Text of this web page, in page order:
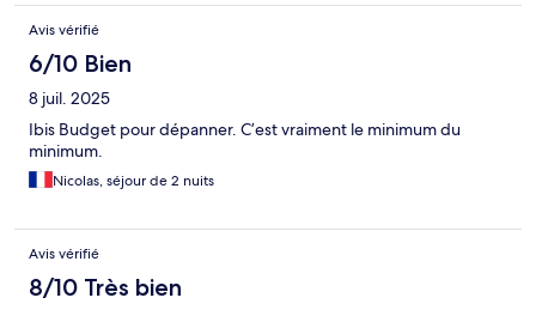
Avis vérifié
6/10 Bien
8 juil. 2025
Ibis Budget pour dépanner. C’est vraiment le minimum du
minimum.
Nicolas, séjour de 2 nuits
Avis vérifié
8/10 Très bien